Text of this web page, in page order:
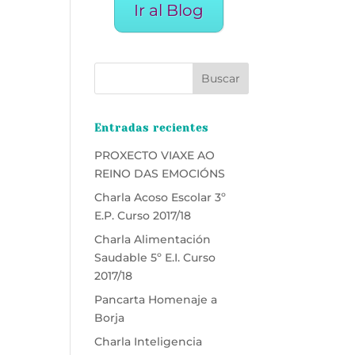
Ir al Blog
Entradas recientes
PROXECTO VIAXE AO
REINO DAS EMOCIÓNS
Charla Acoso Escolar 3º
E.P. Curso 2017/18
Charla Alimentación
Saudable 5º E.I. Curso
2017/18
Pancarta Homenaje a
Borja
Charla Inteligencia